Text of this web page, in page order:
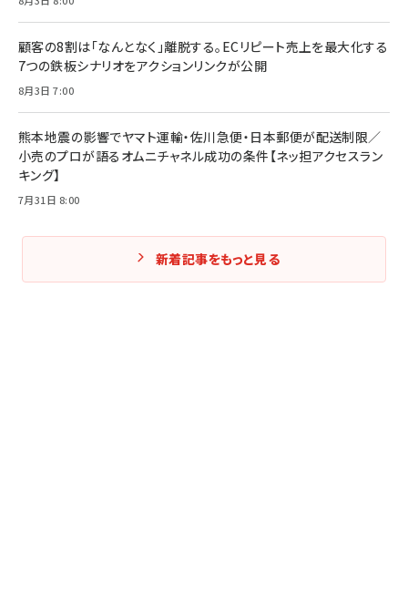
Amazonランキングをもっと見る
顧客の8割は「なんとなく」離脱する。ECリピート売上を最大化する
7つの鉄板シナリオをアクションリンクが公開
8月3日 7:00
熊本地震の影響でヤマト運輸・佐川急便・日本郵便が配送制限／
小売のプロが語るオムニチャネル成功の条件【ネッ担アクセスラン
キング】
7月31日 8:00
新着記事をもっと見る